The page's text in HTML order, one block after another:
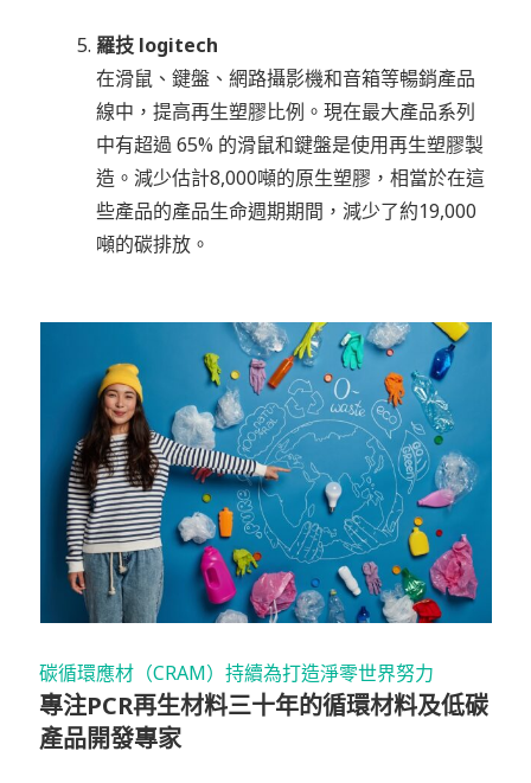
羅技 logitech
在滑鼠、鍵盤、網路攝影機和音箱等暢銷產品
線中，提高再生塑膠比例。現在最大產品系列
中有超過 65% 的滑鼠和鍵盤是使用再生塑膠製
造。減少估計8,000噸的原生塑膠，相當於在這
些產品的產品生命週期期間，減少了約19,000
噸的碳排放。
碳循環應材（CRAM）持續為打造淨零世界努力
專注PCR再生材料三十年的循環材料及低碳
產品開發專家